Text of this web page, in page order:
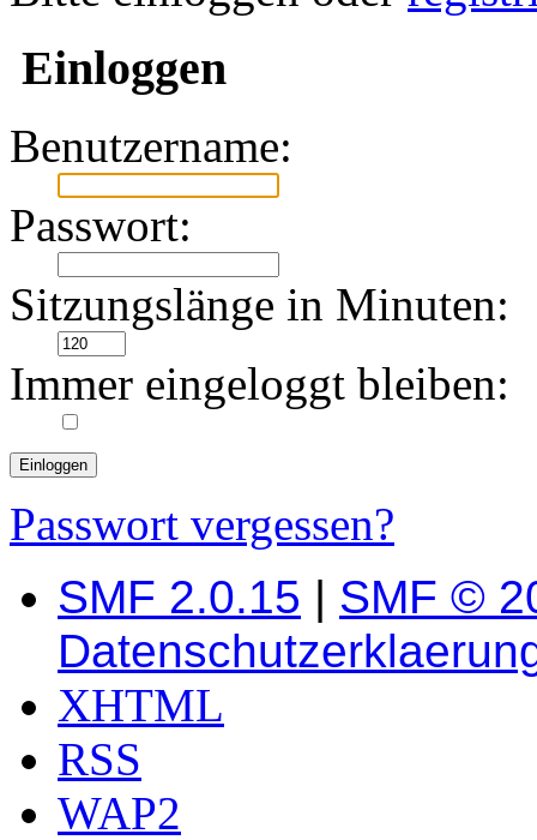
Einloggen
Benutzername:
Passwort:
Sitzungslänge in Minuten:
Immer eingeloggt bleiben:
Passwort vergessen?
SMF 2.0.15 | SMF ©
XHTML
RSS
WAP2